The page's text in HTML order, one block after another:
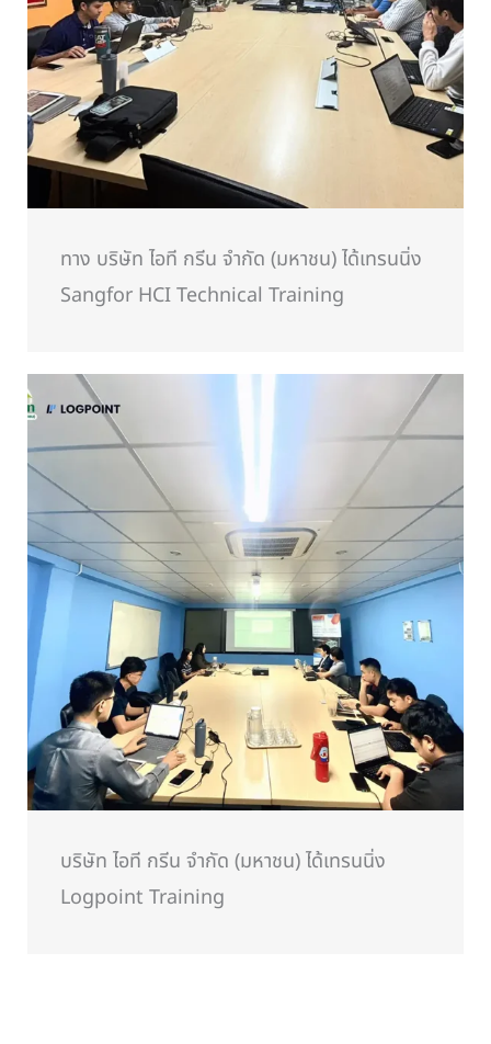
ทาง บริษัท ไอที กรีน จำกัด (มหาชน) ได้เทรนนิ่ง
Sangfor HCI Technical Training
บริษัท ไอที กรีน จำกัด (มหาชน) ได้เทรนนิ่ง
Logpoint Training